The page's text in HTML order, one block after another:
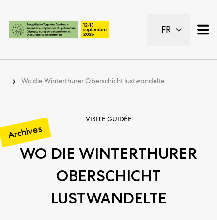
Pages importantes
Page d’accueil
Contenu
Plan du site
FR
Wo die Winterthurer Oberschicht lustwandelte
VISITE GUIDÉE
Archives
WO DIE WINTERTHURER
OBERSCHICHT
LUSTWANDELTE